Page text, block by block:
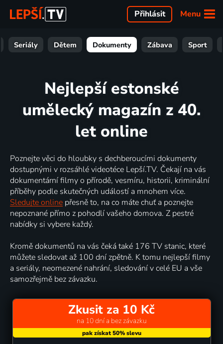
Menu
Přihlásit
Seriály Dětem Dokumenty Zábava Sport
Nejlepší estonské
umělecký magazín z 40.
let online
Poznejte věci do hloubky s dechberoucími dokumenty
dostupnými v rozsáhlé videotéce Lepší.TV. Čekají na vás
dokumentární filmy o přírodě, vesmíru, historii, kriminální
příběhy podle skutečných událostí a mnohem více.
Sledujte online přesně to, na co máte chuť a poznejte
nepoznané přímo z pohodlí vašeho domova. Z pestré
nabídky si vybere každý.
Kromě dokumentů na vás čeká také 176 TV stanic, které
můžete sledovat až 100 dní zpětně. K tomu nejlepší filmy
a seriály, neomezené nahrání, sledování v celé EU a vše
samozřejmě bez závazku.
Zkusit za 10 Kč
na 10 dní a bez závazku